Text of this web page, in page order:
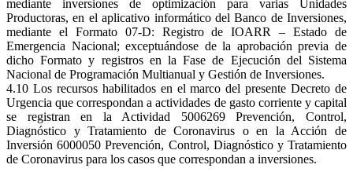
mediante inversiones de optimización para varias Unidades
Productoras, en el aplicativo informático del Banco de Inversiones,
mediante el Formato 07-D: Registro de IOARR – Estado de
Emergencia Nacional; exceptuándose de la aprobación previa de
dicho Formato y registros en la Fase de Ejecución del Sistema
Nacional de Programación Multianual y Gestión de Inversiones.
4.10 Los recursos habilitados en el marco del presente Decreto de
Urgencia que correspondan a actividades de gasto corriente y capital
se registran en la Actividad 5006269 Prevención, Control,
Diagnóstico y Tratamiento de Coronavirus o en la Acción de
Inversión 6000050 Prevención, Control, Diagnóstico y Tratamiento
de Coronavirus para los casos que correspondan a inversiones.